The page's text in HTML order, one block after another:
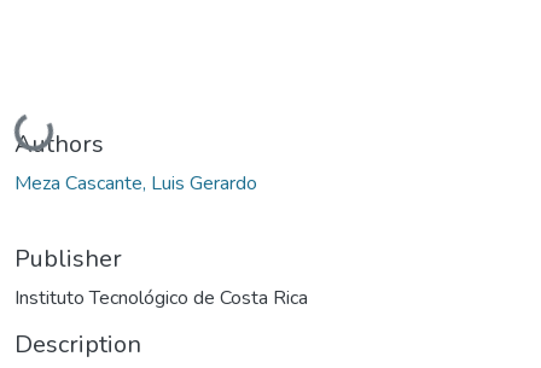
Loading...
Authors
Meza Cascante, Luis Gerardo
Publisher
Instituto Tecnológico de Costa Rica
Description